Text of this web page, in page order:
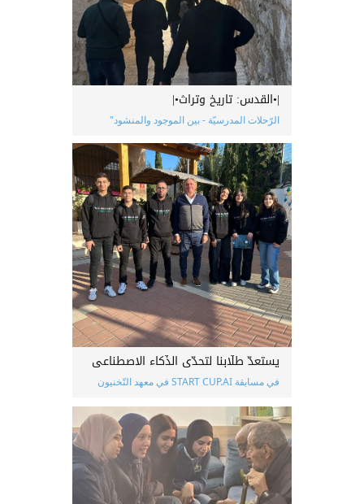
|•القدس: تاريخ وتراث•|
الرّحلات المدرسيّة - بين الموجود والمنشود"
يستعدّ طلّابنا لتحدّي الذّكاء الاصطناعي
في مسابقة START CUP.AI في معهد التّخنيون